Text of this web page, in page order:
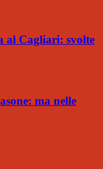
al Cagliari: svolte
ma nelle